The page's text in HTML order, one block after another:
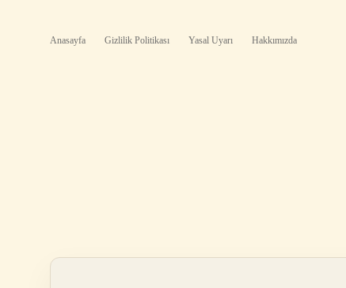
Anasayfa Gizlilik Politikası Yasal Uyarı Hakkımızda